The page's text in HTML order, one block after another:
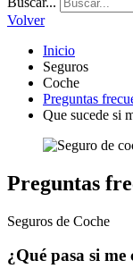
Volver
Inicio
Seguros
Coche
Preguntas
Que sucede si
Preguntas
Seguros de Coche
¿Qué pasa si me